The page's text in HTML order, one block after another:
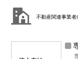
不動産関連事業者